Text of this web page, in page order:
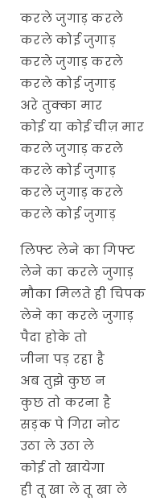
करले जुगाड़ करले
करले कोई जुगाड़
करले जुगाड़ करले
करले कोई जुगाड़
अरे तुक्का मार
कोई या कोई चीज़ मार
करले जुगाड़ करले
करले कोई जुगाड़
करले जुगाड़ करले
करले कोई जुगाड़
लिफ्ट लेने का गिफ्ट
लेने का करले जुगाड़
मौका मिलते ही चिपक
लेने का करले जुगाड़
पैदा होके तो
जीना पड़ रहा है
अब तुझे कुछ न
कुछ तो करना है
सड़क पे गिरा नोट
उठा ले उठा ले
कोई तो खायेगा
ही तू खा ले तू खा ले